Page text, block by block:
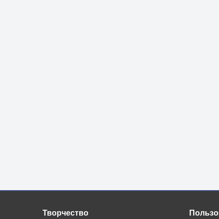
Творчество